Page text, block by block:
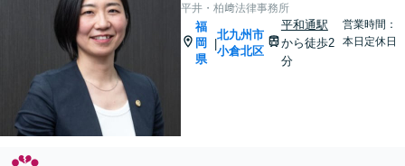
平井・柏﨑法律事務所
福
岡
県
|
北九州市
小倉北区
平和通駅
から徒歩2
分
営業時間：
本日定休日